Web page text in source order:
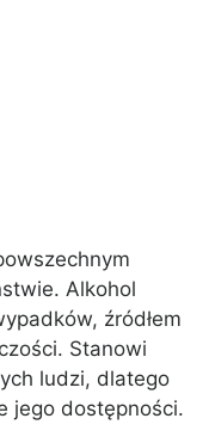
Alkohol
źródłem
Stanowi
ludzi, dlatego
jego dostępności.